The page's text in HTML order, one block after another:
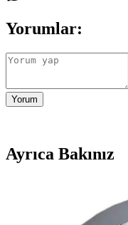
Yorumlar:
Yorum
Ayrıca Bakınız
İç Mekan Hava
Çözümler ve